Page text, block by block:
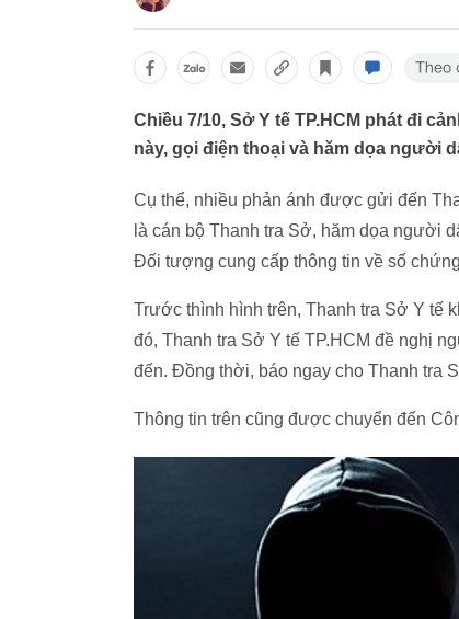
Chiều 7/10, Sở Y tế TP.HCM phát đi
này, gọi điện thoại và hăm dọa người
Cụ thể, nhiều phản ánh được gửi đến
là cán bộ Thanh tra Sở, hăm dọa người
Đối tượng cung cấp thông tin về số
Trước thình hình trên, Thanh tra Sở Y tế
đó, Thanh tra Sở Y tế TP.HCM đề nghị
đến. Đồng thời, báo ngay cho Thanh tra
Thông tin trên cũng được chuyển đến